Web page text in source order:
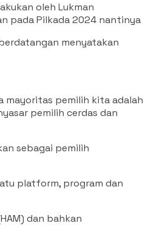
oleh Lukman
pada Pilkada 2024 nantinya
menyatakan
mayoritas pemilih kita adalah
pemilih cerdas dan
sebagai pemilih
platform, program dan
dan bahkan